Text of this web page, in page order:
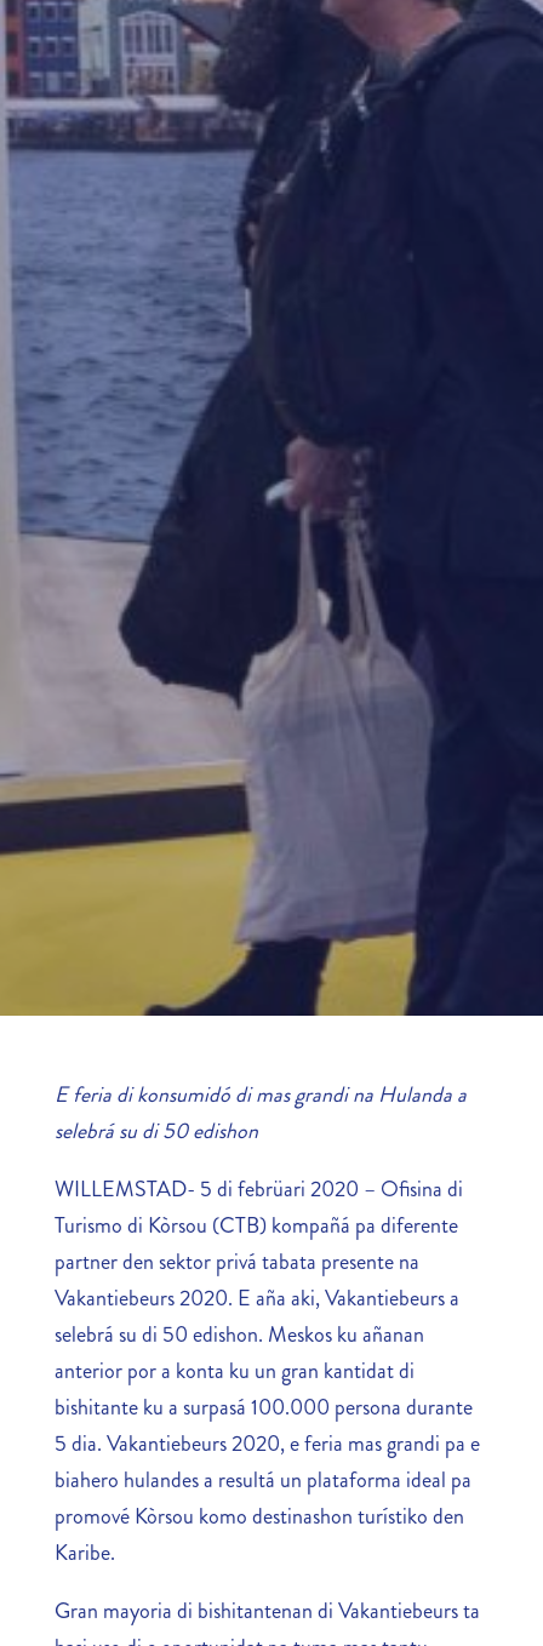
E feria di konsumidó di mas grandi na Hulanda a
selebrá su di 50 edishon
WILLEMSTAD- 5 di febrüari 2020 – Ofisina di
Turismo di Kòrsou (CTB) kompañá pa diferente
partner den sektor privá tabata presente na
Vakantiebeurs 2020. E aña aki, Vakantiebeurs a
selebrá su di 50 edishon. Meskos ku añanan
anterior por a konta ku un gran kantidat di
bishitante ku a surpasá 100.000 persona durante
5 dia. Vakantiebeurs 2020, e feria mas grandi pa e
biahero hulandes a resultá un plataforma ideal pa
promové Kòrsou komo destinashon turístiko den
Karibe.
Gran mayoria di bishitantenan di Vakantiebeurs ta